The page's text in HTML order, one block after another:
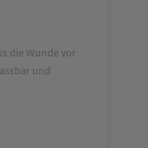
die Wunde vor
und